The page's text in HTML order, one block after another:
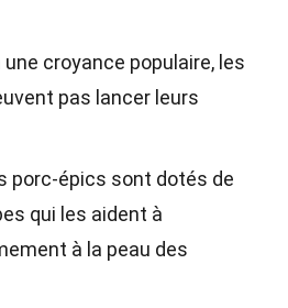
croyance populaire, les
pas lancer leurs
porc-épics sont dotés de
qui les aident à
à la peau des